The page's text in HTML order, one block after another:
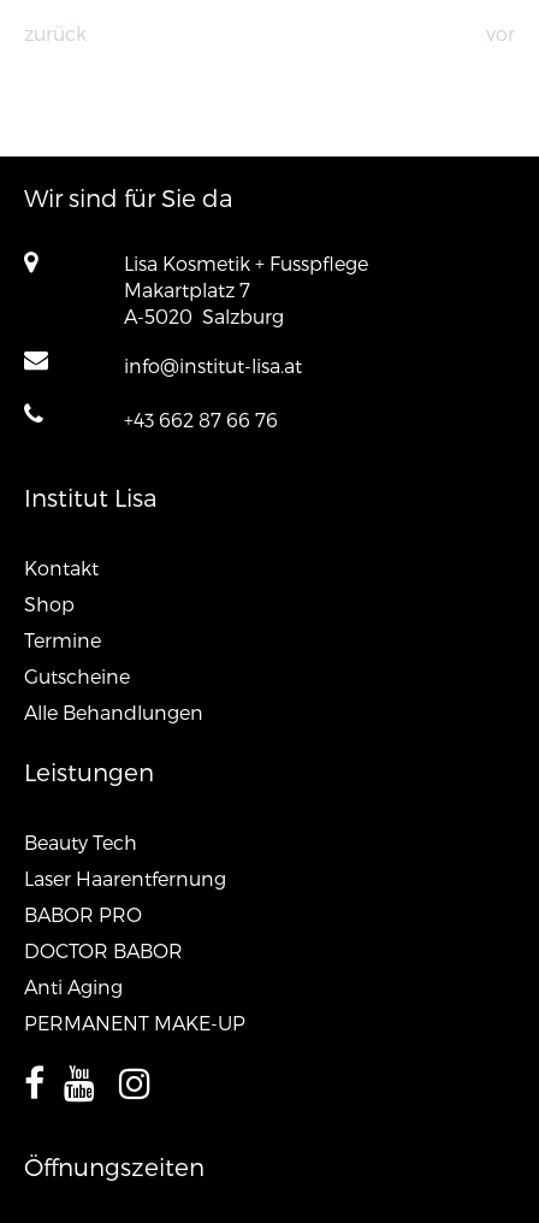
zurück vor
Wir sind für Sie da
Lisa Kosmetik + Fusspflege
Makartplatz 7
A-5020 Salzburg
info@institut-lisa.at
+43 662 87 66 76
Institut Lisa
Kontakt
Shop
Termine
Gutscheine
Alle Behandlungen
Leistungen
Beauty Tech
Laser Haarentfernung
BABOR PRO
DOCTOR BABOR
Anti Aging
PERMANENT MAKE-UP
Öffnungszeiten